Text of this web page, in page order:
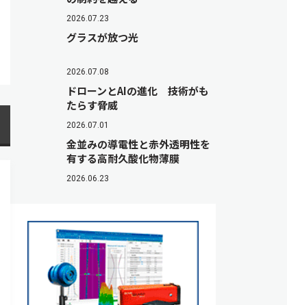
2026.07.23
グラスが放つ光
2026.07.08
ドローンとAIの進化 技術がも
たらす脅威
2026.07.01
金並みの導電性と赤外透明性を
有する高耐久酸化物薄膜
2026.06.23